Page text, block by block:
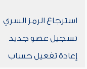
استرجاع الرمز السري
تسجيل عضو جديد
إعادة تفعيل حساب